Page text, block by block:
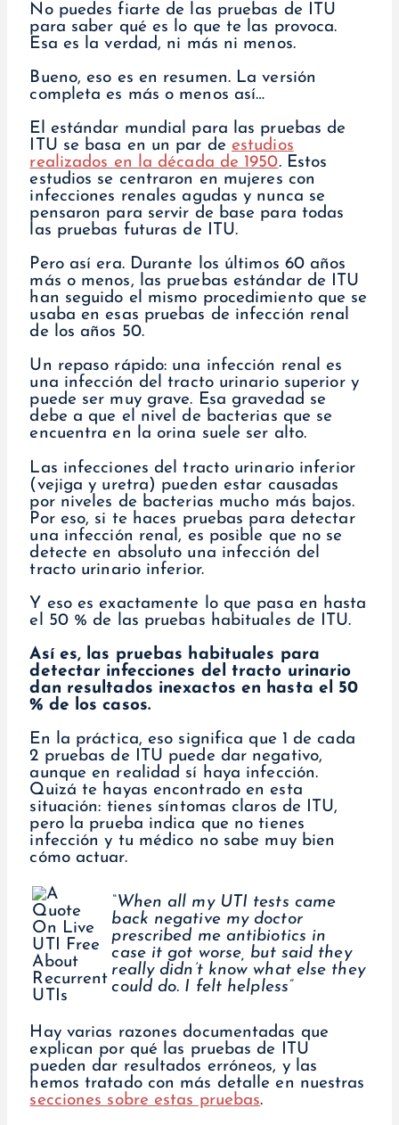
No puedes fiarte de las pruebas de ITU
para saber qué es lo que te las provoca.
Esa es la verdad, ni más ni menos.
Bueno, eso es en resumen. La versión
completa es más o menos así…
El estándar mundial para las pruebas de
ITU se basa en un par de estudios
realizados en la década de 1950. Estos
estudios se centraron en mujeres con
infecciones renales agudas y nunca se
pensaron para servir de base para todas
las pruebas futuras de ITU.
Pero así era. Durante los últimos 60 años
más o menos, las pruebas estándar de ITU
han seguido el mismo procedimiento que se
usaba en esas pruebas de infección renal
de los años 50.
Un repaso rápido: una infección renal es
una infección del tracto urinario superior y
puede ser muy grave. Esa gravedad se
debe a que el nivel de bacterias que se
encuentra en la orina suele ser alto.
Las infecciones del tracto urinario inferior
(vejiga y uretra) pueden estar causadas
por niveles de bacterias mucho más bajos.
Por eso, si te haces pruebas para detectar
una infección renal, es posible que no se
detecte en absoluto una infección del
tracto urinario inferior.
Y eso es exactamente lo que pasa en hasta
el 50 % de las pruebas habituales de ITU.
Así es, las pruebas habituales para
detectar infecciones del tracto urinario
dan resultados inexactos en hasta el 50
% de los casos.
En la práctica, eso significa que 1 de cada
2 pruebas de ITU puede dar negativo,
aunque en realidad sí haya infección.
Quizá te hayas encontrado en esta
situación: tienes síntomas claros de ITU,
pero la prueba indica que no tienes
infección y tu médico no sabe muy bien
cómo actuar.
“When all my UTI tests came
back negative my doctor
prescribed me antibiotics in
case it got worse, but said they
really didn’t know what else they
could do. I felt helpless”
Hay varias razones documentadas que
explican por qué las pruebas de ITU
pueden dar resultados erróneos, y las
hemos tratado con más detalle en nuestras
secciones sobre estas pruebas.